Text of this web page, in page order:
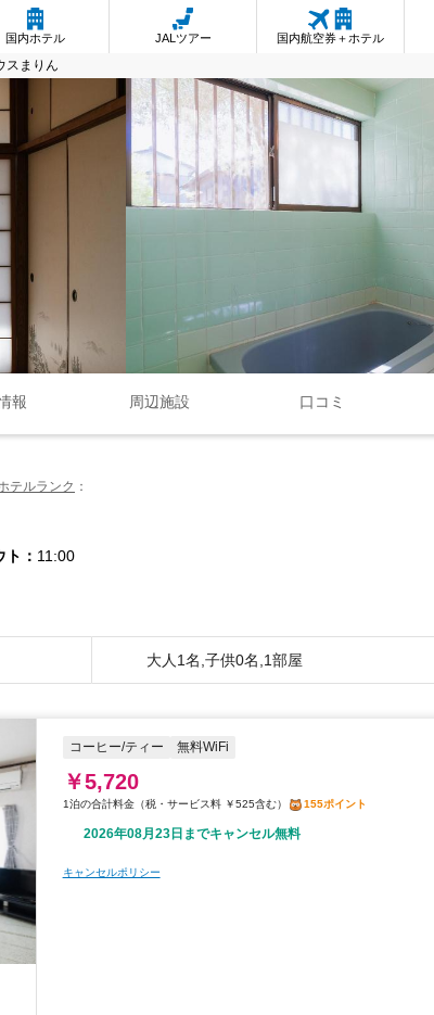
国内ホテル JALツアー 国内航空券＋ホテル
スまりん
報 周辺施設 口コミ
テルランク
ト 11:00
大人1名,子供0名,1部屋
コーヒー/ティー 無料WiFi
￥5,720
税・サービス料 ￥525含む 155ポイント
2026年08月23日までキャンセル無料
キャンセルポリシー